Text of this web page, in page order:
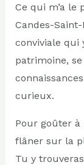
Ce qui m’a le
Candes-
conviviale qui
patrimoine,
curieux.
Pour goûter à
flâner sur la
Tu y